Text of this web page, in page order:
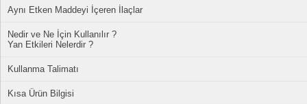
Aynı Etken Maddeyi İçeren İlaçlar
Nedir ve Ne İçin Kullanılır ?
Yan Etkileri Nelerdir ?
Kullanma Talimatı
Kısa Ürün Bilgisi